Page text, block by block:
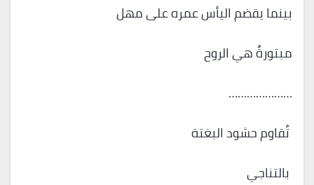
بينما يقضم اليأس عمره على مهل
مبتورةٌ هي الروح
…………………
تُقاوم حشود البغتة
بالتناجي